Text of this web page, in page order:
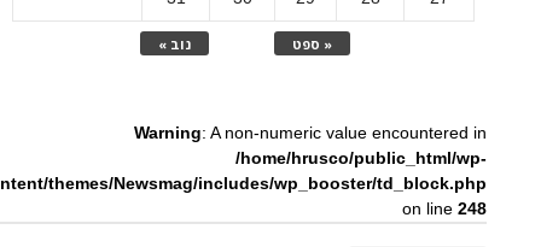
« ספט נוב »
Warning: A non-numeric value encountered in
/home/hrusco/public_html/wp-
themes/Newsmag/includes/wp_booster/td_block.php
on line248